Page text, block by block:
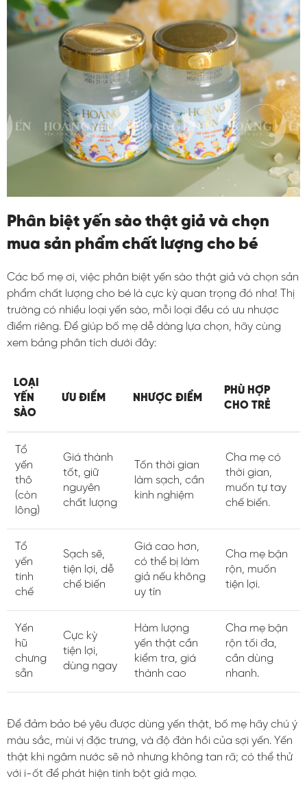
Phân biệt yến sào thật giả và chọn
mua sản phẩm chất lượng cho bé
Các bố mẹ ơi, việc phân biệt yến sào thật giả và chọn sản
phẩm chất lượng cho bé là cực kỳ quan trọng đó nha! Thị
trường có nhiều loại yến sào, mỗi loại đều có ưu nhược
điểm riêng. Để giúp bố mẹ dễ dàng lựa chọn, hãy cùng
xem bảng phân tích dưới đây:
LOẠI
YẾN
SÀO
ƯU ĐIỂM NHƯỢC ĐIỂM
PHÙ HỢP
CHO TRẺ
Tổ
yến
thô
(còn
lông)
Giá thành
tốt, giữ
nguyên
chất lượng
Tốn thời gian
làm sạch, cần
kinh nghiệm
Cha mẹ có
thời gian,
muốn tự tay
chế biến.
Tổ
yến
tinh
chế
Sạch sẽ,
tiện lợi, dễ
chế biến
Giá cao hơn,
có thể bị làm
giả nếu không
uy tín
Cha mẹ bận
rộn, muốn
tiện lợi.
Yến
hũ
chưng
sẵn
Cực kỳ
tiện lợi,
dùng ngay
Hàm lượng
yến thật cần
kiểm tra, giá
thành cao
Cha mẹ bận
rộn tối đa,
cần dùng
nhanh.
Để đảm bảo bé yêu được dùng yến thật, bố mẹ hãy chú ý
màu sắc, mùi vị đặc trưng, và độ đàn hồi của sợi yến. Yến
thật khi ngâm nước sẽ nở nhưng không tan rã; có thể thử
với i-ốt để phát hiện tinh bột giả mạo.